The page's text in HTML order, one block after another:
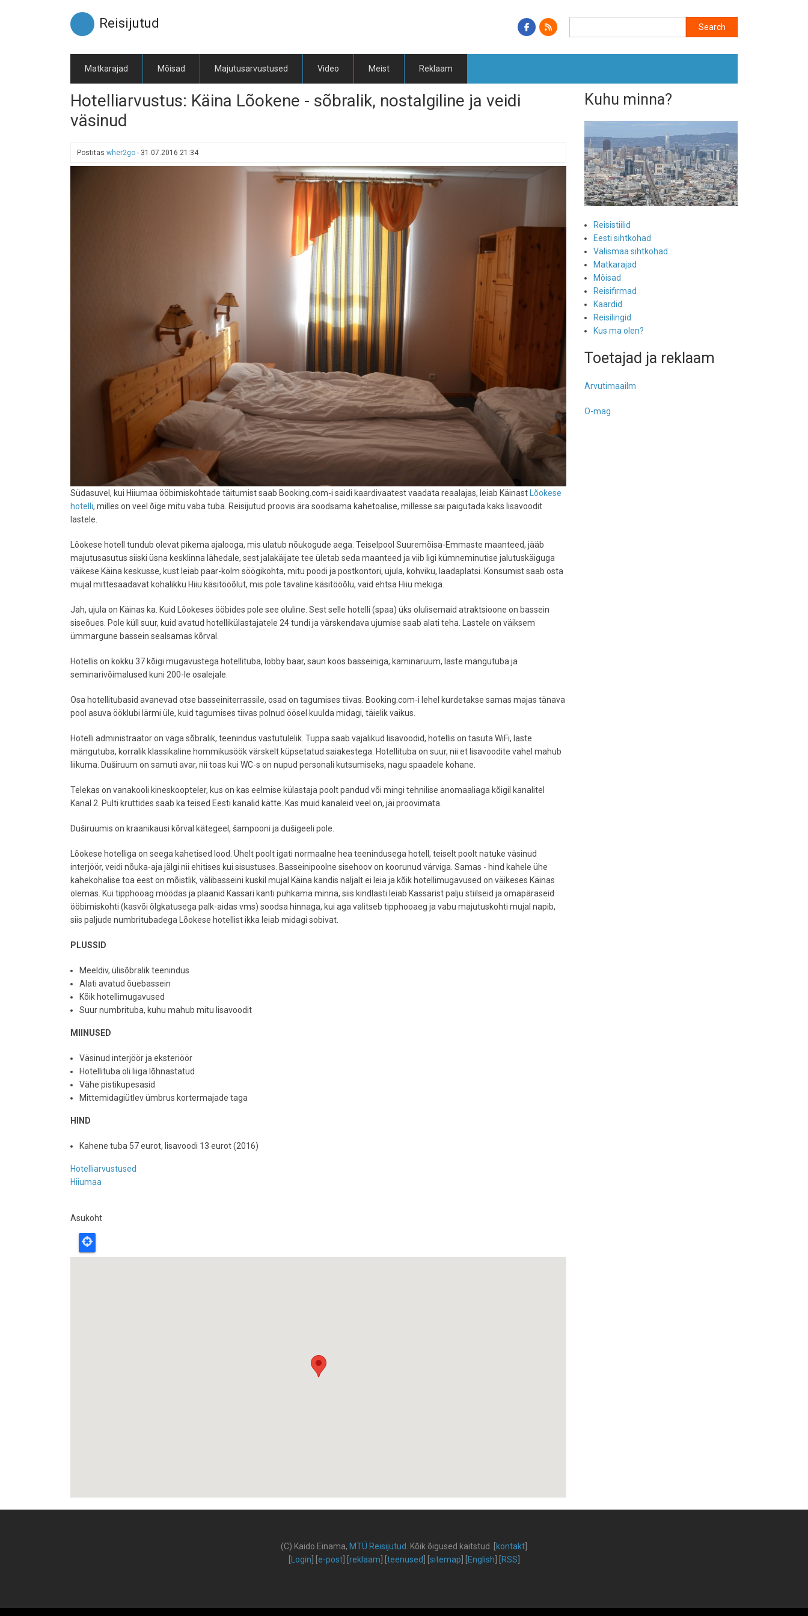
Reisijutud
Matkarajad Mõisad Majutusarvustused Video Meist Reklaam
Hotelliarvustus: Käina Lõokene - sõbralik, nostalgiline ja veidi
väsinud
Postitas wher2go - 31.07.2016 21:34
Südasuvel, kui Hiiumaa ööbimiskohtade täitumist saab Booking.com-i saidi kaardivaatest vaadata reaalajas, leiab KäinastLõokese
hotelli, milles on veel õige mitu vaba tuba. Reisijutud proovis ära soodsama kahetoalise, millesse sai paigutada kaks lisavoodit
lastele.
Lõokese hotell tundub olevat pikema ajalooga, mis ulatub nõukogude aega. Teiselpool Suuremõisa-Emmaste maanteed, jääb
majutusasutus siiski üsna kesklinna lähedale, sest jalakäijate tee ületab seda maanteed ja viib ligi kümneminutise jalutuskäiguga
väikese Käina keskusse, kust leiab paar-kolm söögikohta, mitu poodi ja postkontori, ujula, kohviku, laadaplatsi. Konsumist saab osta
mujal mittesaadavat kohalikku Hiiu käsitööõlut, mis pole tavaline käsitööõlu, vaid ehtsa Hiiu mekiga.
Jah, ujula on Käinas ka. Kuid Lõokeses ööbides pole see oluline. Sest selle hotelli (spaa) üks olulisemaid atraktsioone on bassein
siseõues. Pole küll suur, kuid avatud hotellikülastajatele 24 tundi ja värskendava ujumise saab alati teha. Lastele on väiksem
ümmargune bassein sealsamas kõrval.
Hotellis on kokku 37 kõigi mugavustega hotellituba, lobby baar, saun koos basseiniga, kaminaruum, laste mängutuba ja
seminarivõimalused kuni 200-le osalejale.
Osa hotellitubasid avanevad otse basseiniterrassile, osad on tagumises tiivas. Booking.com-i lehel kurdetakse samas majas tänava
pool asuva ööklubi lärmi üle, kuid tagumises tiivas polnud öösel kuulda midagi, täielik vaikus.
Hotelli administraator on väga sõbralik, teenindus vastutulelik. Tuppa saab vajalikud lisavoodid, hotellis on tasuta WiFi, laste
mängutuba, korralik klassikaline hommikusöök värskelt küpsetatud saiakestega. Hotellituba on suur, nii et lisavoodite vahel mahub
liikuma. Duširuum on samuti avar, nii toas kui WC-s on nupud personali kutsumiseks, nagu spaadele kohane.
Telekas on vanakooli kineskoopteler, kus on kas eelmise külastaja poolt pandud või mingi tehnilise anomaaliaga kõigil kanalitel
Kanal 2. Pulti kruttides saab ka teised Eesti kanalid kätte. Kas muid kanaleid veel on, jäi proovimata.
Duširuumis on kraanikausi kõrval kätegeel, šampooni ja dušigeeli pole.
Lõokese hotelliga on seega kahetised lood. Ühelt poolt igati normaalne hea teenindusega hotell, teiselt poolt natuke väsinud
interjöör, veidi nõuka-aja jälgi nii ehitises kui sisustuses. Basseinipoolne sisehoov on koorunud värviga. Samas - hind kahele ühe
kahekohalise toa eest on mõistlik, välibasseini kuskil mujal Käina kandis naljalt ei leia ja kõik hotellimugavused on väikeses Käinas
olemas. Kui tipphooag möödas ja plaanid Kassari kanti puhkama minna, siis kindlasti leiab Kassarist palju stiilseid ja omapäraseid
ööbimiskohti (kasvõi õlgkatusega palk-aidas vms) soodsa hinnaga, kui aga valitseb tipphooaeg ja vabu majutuskohti mujal napib,
siis paljude numbritubadega Lõokese hotellist ikka leiab midagi sobivat.
PLUSSID
Meeldiv, ülisõbralik teenindus
Alati avatud õuebassein
Kõik hotellimugavused
Suur numbrituba, kuhu mahub mitu lisavoodit
MIINUSED
Väsinud interjöör ja eksteriöör
Hotellituba oli liiga lõhnastatud
Vähe pistikupesasid
Mittemidagiütlev ümbrus kortermajade taga
HIND
Kahene tuba 57 eurot, lisavoodi 13 eurot (2016)
Hotelliarvustused
Hiiumaa
Asukoht
Kuhu minna?
Reisistiilid
Eesti sihtkohad
Välismaa sihtkohad
Matkarajad
Mõisad
Reisifirmad
Kaardid
Reisilingid
Kus ma olen?
Toetajad ja reklaam
Arvutimaailm
O-mag
(C) Kaido Einama, MTÜ Reisijutud Kõik õigused kaitstud [kontakt]
[Login] [e-post] [reklaam] [teenused] [sitemap] [English] [RSS]